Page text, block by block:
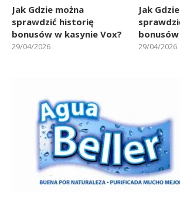
Jak Gdzie można
sprawdzić historię
bonusów w kasynie Vox?
29/04/2026
Jak
29/04/2026